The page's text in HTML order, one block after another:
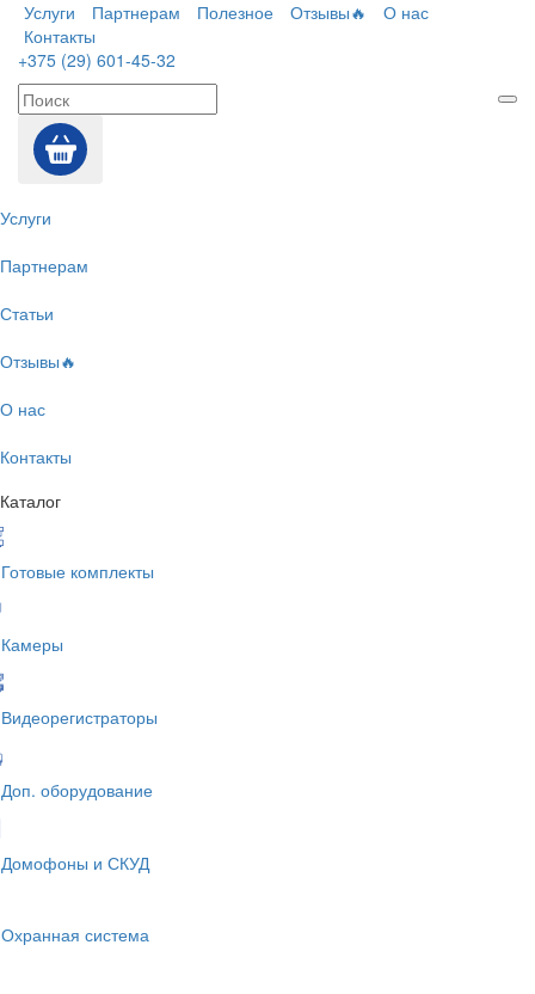
Услуги Партнерам Полезное Отзывы🔥
О нас
Контакты
+375 (29) 601-45-32
Услуги
Партнерам
Статьи
Отзывы🔥
О нас
Контакты
Каталог
Готовые комплекты
Камеры
Видеорегистраторы
Доп. оборудование
Домофоны и СКУД
Охранная система